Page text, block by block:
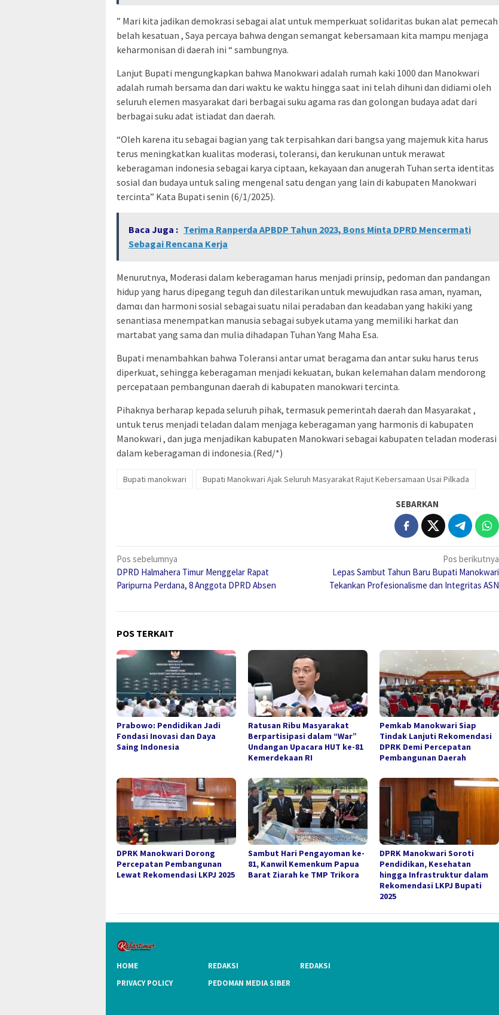
” Mari kita jadikan demokrasi sebagai alat untuk memperkuat solidaritas bukan alat pemecah
belah kesatuan , Saya percaya bahwa dengan semangat kebersamaan kita mampu menjaga
keharmonisan di daerah ini “ sambungnya.
Lanjut Bupati mengungkapkan bahwa Manokwari adalah rumah kaki 1000 dan Manokwari
adalah rumah bersama dan dari waktu ke waktu hingga saat ini telah dihuni dan didiami oleh
seluruh elemen masyarakat dari berbagai suku agama ras dan golongan budaya adat dari
berbagai suku adat istiadat dan daerah.
“Oleh karena itu sebagai bagian yang tak terpisahkan dari bangsa yang majemuk kita harus
terus meningkatkan kualitas moderasi, toleransi, dan kerukunan untuk merawat
keberagaman indonesia sebagai karya ciptaan, kekayaan dan anugerah Tuhan serta identitas
sosial dan budaya untuk saling mengenal satu dengan yang lain di kabupaten Manokwari
tercinta” Kata Bupati senin (6/1/2025).
Baca Juga : Terima Ranperda APBDP Tahun 2023, Bons Minta DPRD Mencermati
Sebagai Rencana Kerja
Menurutnya, Moderasi dalam keberagaman harus menjadi prinsip, pedoman dan pandangan
hidup yang harus dipegang teguh dan dilestarikan untuk mewujudkan rasa aman, nyaman,
damαι dan harmoni sosial sebagai suatu nilai peradaban dan keadaban yang hakiki yang
senantiasa menempatkan manusia sebagai subyek utama yang memiliki harkat dan
martabat yang sama dan mulia dihadapan Tuhan Yang Maha Esa.
Bupati menambahkan bahwa Toleransi antar umat beragama dan antar suku harus terus
diperkuat, sehingga keberagaman menjadi kekuatan, bukan kelemahan dalam mendorong
percepataan pembangunan daerah di kabupaten manokwari tercinta.
Pihaknya berharap kepada seluruh pihak, termasuk pemerintah daerah dan Masyarakat ,
untuk terus menjadi teladan dalam menjaga keberagaman yang harmonis di kabupaten
Manokwari , dan juga menjadikan kabupaten Manokwari sebagai kabupaten teladan moderasi
dalam keberagaman di indonesia.(Red/*)
Bupati manokwari Bupati Manokwari Ajak Seluruh Masyarakat Rajut Kebersamaan Usai Pilkada
SEBARKAN
Navigasi
pos
Pos sebelumnya
DPRD Halmahera Timur Menggelar Rapat
Paripurna Perdana, 8 Anggota DPRD Absen
Pos berikutnya
Lepas Sambut Tahun Baru Bupati Manokwari
Tekankan Profesionalisme dan Integritas ASN
POS TERKAIT
Prabowo: Pendidikan Jadi
Fondasi Inovasi dan Daya
Saing Indonesia
Ratusan Ribu Masyarakat
Berpartisipasi dalam “War”
Undangan Upacara HUT ke-81
Kemerdekaan RI
Pemkab Manokwari Siap
Tindak Lanjuti Rekomendasi
DPRK Demi Percepatan
Pembangunan Daerah
DPRK Manokwari Dorong
Percepatan Pembangunan
Lewat Rekomendasi LKPJ 2025
Sambut Hari Pengayoman ke-
81, Kanwil Kemenkum Papua
Barat Ziarah ke TMP Trikora
DPRK Manokwari Soroti
Pendidikan, Kesehatan
hingga Infrastruktur dalam
Rekomendasi LKPJ Bupati
2025
HOME REDAKSI
REDAKSI
PRIVACY POLICY
PEDOMAN MEDIA SIBER